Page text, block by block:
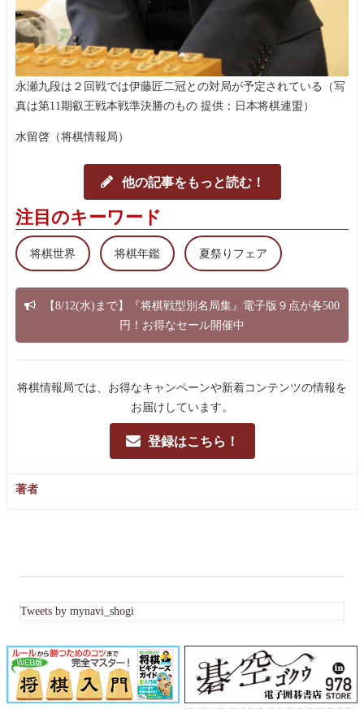
永瀬九段は２回戦では伊藤匠二冠との対局が予定されている（写
真は第11期叡王戦本戦準決勝のもの 提供：日本将棋連盟）
水留啓（将棋情報局）
他の記事をもっと読む！
注目のキーワード
将棋世界 将棋年鑑 夏祭りフェア
【8/12(水)まで】『将棋戦型別名局集』電子版９点が各500
円！お得なセール開催中
将棋情報局では、お得なキャンペーンや新着コンテンツの情報を
お届けしています。
登録はこちら！
著者
Tweets by mynavi_shogi